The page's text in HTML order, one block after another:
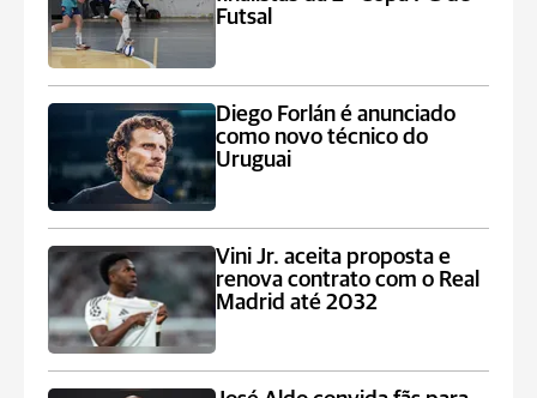
Futsal
Diego Forlán é anunciado
como novo técnico do
Uruguai
Vini Jr. aceita proposta e
renova contrato com o Real
Madrid até 2032